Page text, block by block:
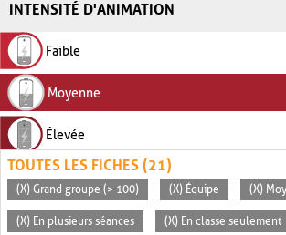
INTENSITÉ D'ANIMATION
Faible
Moyenne
Élevée
TOUTES LES FICHES (21)
(X) Grand groupe (> 100) (X) Équipe (X)
(X) En plusieurs séances (X) En classe seulement